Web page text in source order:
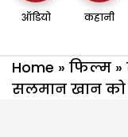
ऑडियो कहानी
Home » फिल्म »
सलमान खान